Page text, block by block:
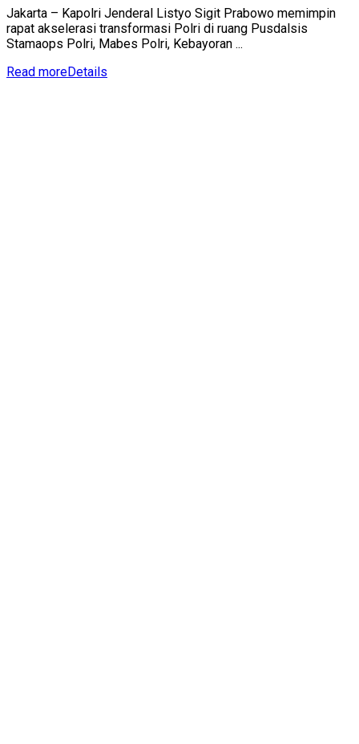
Jakarta – Kapolri Jenderal Listyo Sigit Prabowo memimpin
rapat akselerasi transformasi Polri di ruang Pusdalsis
Stamaops Polri, Mabes Polri, Kebayoran ...
Read moreDetails